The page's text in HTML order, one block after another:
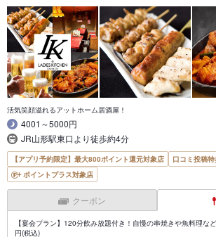
活気笑顔溢れるアットホーム居酒屋！
4001～5000円
JR山形駅東口より徒歩約4分
【アプリ予約限定】最大800ポイント還元対象店
口コミ投稿
ポイントプラス対象店
クーポン
【宴会プラン】120分飲み放題付き！自慢の串焼きや魚料理な
円(税込)